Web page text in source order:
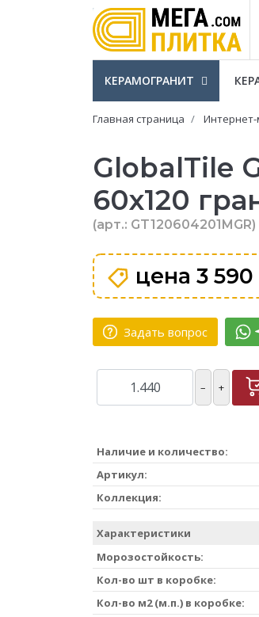
КЕРАМОГРАНИТ
Главная страница Интернет-
GlobalTile
60x120
(арт.: GT120604201MGR)
цена 3
Задать вопрос
– +
Наличие и количество:
Артикул:
Коллекция:
Характеристики
Морозостойкость:
Кол-во шт в коробке:
Кол-во м2 (м.п.) в коробке: